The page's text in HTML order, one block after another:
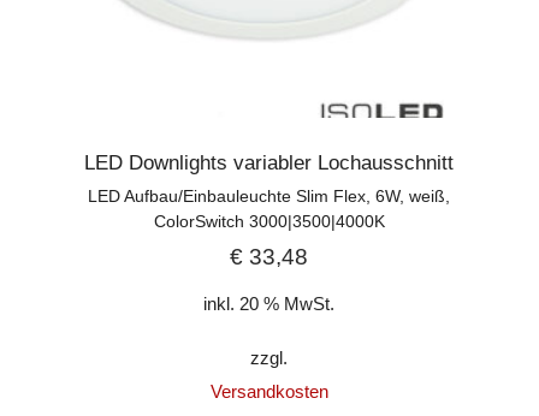
LED Downlights variabler Lochausschnitt
LED Aufbau/Einbauleuchte Slim Flex, 6W, weiß,
ColorSwitch 3000|3500|4000K
€ 33,48
inkl. 20 % MwSt.
zzgl.
Versandkosten